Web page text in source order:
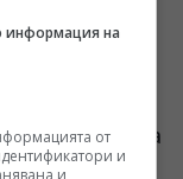
може да
не
информация на
от
и
и